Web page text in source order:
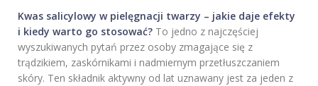
Kwas salicylowy w pielęgnacji twarzy – jakie daje efekty
i kiedy warto go stosować? To jedno z najczęściej
wyszukiwanych pytań przez osoby zmagające się z
trądzikiem, zaskórnikami i nadmiernym przetłuszczaniem
skóry. Ten składnik aktywny od lat uznawany jest za jeden z